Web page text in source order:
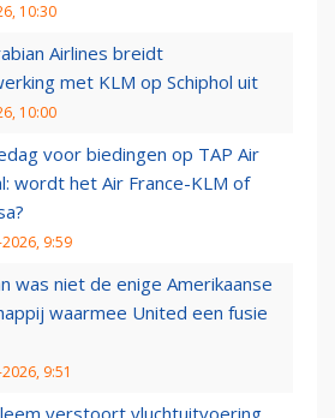
10:30
Airlines breidt
met KLM op Schiphol uit
10:00
voor biedingen op TAP Air
wordt het Air France-KLM of
9:59
was niet de enige Amerikaanse
waarmee United een fusie
9:51